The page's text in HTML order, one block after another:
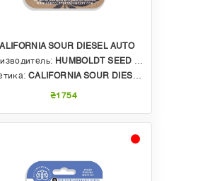
SOUR DIESEL AUTO
HUMBOLDT SEED COMPANY
CALIFORNIA SOUR DIESEL X CALIFORNIA SOUR DIESEL AUTO X OG KUSH AUTO
₴1754